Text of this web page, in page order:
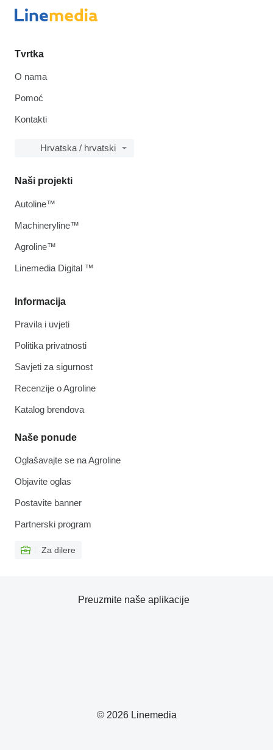
Tvrtka
O nama
Pomoć
Kontakti
Hrvatska / hrvatski
Informacija
Pravila i uvjeti
Politika privatnosti
Savjeti za sigurnost
Recenzije o Agroline
Katalog brendova
Naše ponude
Oglašavajte se na Agroline
Objavite oglas
Postavite banner
Partnerski program
Za dilere
Naši projekti
Autoline™
Machineryline™
Agroline™
Linemedia Digital ™
© 2026 Linemedia
Preuzmite naše aplikacije